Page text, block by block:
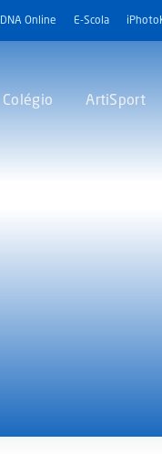
DNA Online E-Scola
Colégio ArtiSport